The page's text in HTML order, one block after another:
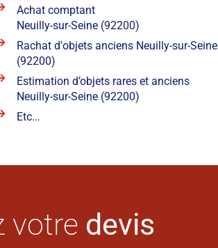
Achat comptant
Neuilly-sur-Seine (92200)
Rachat d'objets anciens Neuilly-sur-Seine
(92200)
Estimation d’objets rares et anciens
Neuilly-sur-Seine (92200)
Etc...
votre devis